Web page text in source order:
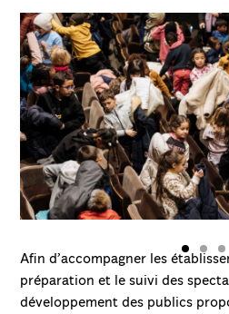
Afin d’accompagner les
préparation et le suivi des
développement des publics